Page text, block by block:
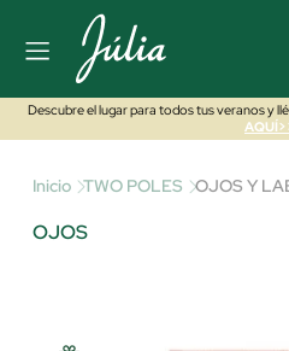
Descubre el lugar para todos tus veranos y
Inicio TWO POLES OJOS Y
OJOS